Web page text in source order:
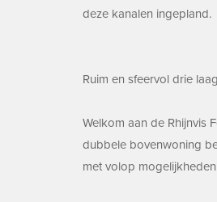
deze kanalen ingepland.
Ruim en sfeervol drie
Welkom aan de Rhijnvis
dubbele bovenwoning
met volop